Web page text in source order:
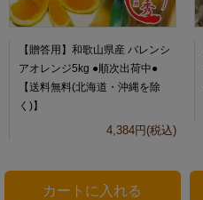
【贈答用】和歌山県産 バレンシ
アオレンジ5kg ●順次出荷中●
【送料無料(北海道・沖縄を除
く)】
4,384円(税込)